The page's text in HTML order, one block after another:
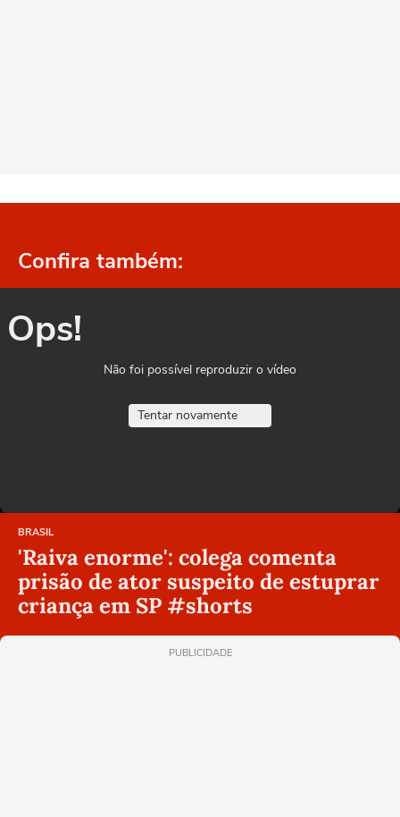
Confira também:
Ops!
Não foi possível reproduzir o vídeo
Tentar novamente
BRASIL
'Raiva enorme': colega comenta
prisão de ator suspeito de estuprar
criança em SP #shorts
PUBLICIDADE